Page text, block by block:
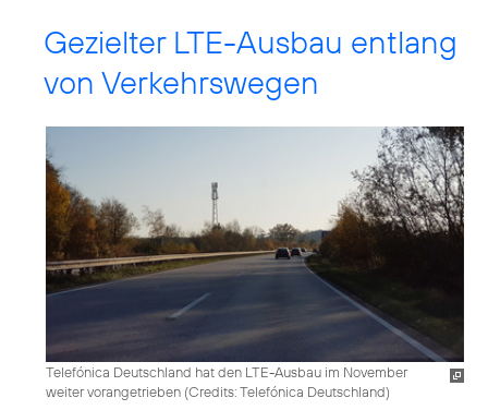
Gezielter LTE-Ausbau entlang
von Verkehrswegen
Telefónica Deutschland hat den LTE-Ausbau im November
weiter vorangetrieben (Credits: Telefónica Deutschland)